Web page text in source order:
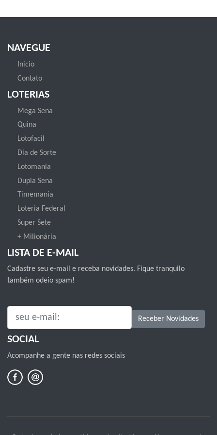
NAVEGUE
Inicio
Contato
LOTERIAS
Mega Sena
Quina
Lotofacil
Dia de Sorte
Lotomania
Dupla Sena
Timemania
Loteria Federal
Super Sete
+ Milionária
LISTA DE E-MAIL
Cadastre seu e-mail e receba novidades. Fique tranquilo
também odeio spam!
SEU E-MAIL: Receber Novidades
SOCIAL
Acompanhe a gente nas redes sociais